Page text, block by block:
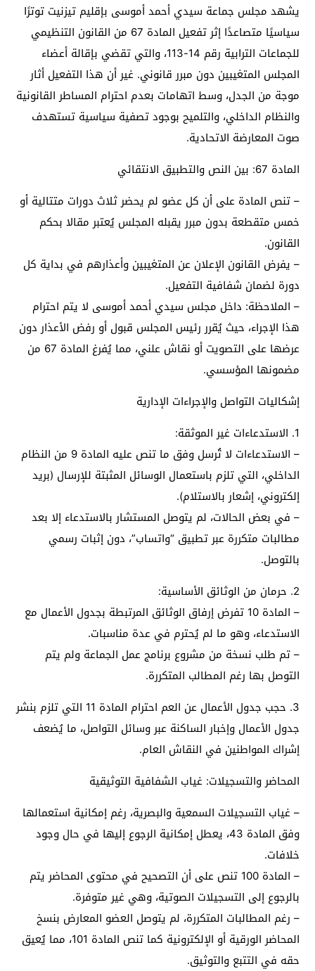
يشهد مجلس جماعة سيدي أحمد أموسى بإقليم تيزنيت توترًا
سياسيًا متصاعدًا إثر تفعيل المادة 67 من القانون التنظيمي
للجماعات الترابية رقم 14-113، والتي تقضي بإقالة أعضاء
المجلس المتغيبين دون مبرر قانوني. غير أن هذا التفعيل أثار
موجة من الجدل، وسط اتهامات بعدم احترام المساطر القانونية
والنظام الداخلي، والتلميح بوجود تصفية سياسية تستهدف
صوت المعارضة الاتحادية.
المادة 67: بين النص والتطبيق الانتقائي
– تنص المادة على أن كل عضو لم يحضر ثلاث دورات متتالية أو
خمس متقطعة بدون مبرر يقبله المجلس يُعتبر مقالا بحكم
القانون.
– يفرض القانون الإعلان عن المتغيبين وأعذارهم في بداية كل
دورة لضمان شفافية التفعيل.
– الملاحظة: داخل مجلس سيدي أحمد أموسى لا يتم احترام
هذا الإجراء، حيث يُقرر رئيس المجلس قبول أو رفض الأعذار دون
عرضها على التصويت أو نقاش علني، مما يُفرغ المادة 67 من
مضمونها المؤسسي.
إشكاليات التواصل والإجراءات الإدارية
1. الاستدعاءات غير الموثقة:
– الاستدعاءات لا تُرسل وفق ما تنص عليه المادة 9 من النظام
الداخلي، التي تلزم باستعمال الوسائل المثبتة للإرسال (بريد
إلكتروني، إشعار بالاستلام).
– في بعض الحالات، لم يتوصل المستشار بالاستدعاء إلا بعد
مطالبات متكررة عبر تطبيق “واتساب”، دون إثبات رسمي
بالتوصل.
2. حرمان من الوثائق الأساسية:
– المادة 10 تفرض إرفاق الوثائق المرتبطة بجدول الأعمال مع
الاستدعاء، وهو ما لم يُحترم في عدة مناسبات.
– تم طلب نسخة من مشروع برنامج عمل الجماعة ولم يتم
التوصل بها رغم المطالب المتكررة.
3. حجب جدول الأعمال عن العم احترام المادة 11 التي تلزم بنشر
جدول الأعمال وإخبار الساكنة عبر وسائل التواصل، ما يُضعف
إشراك المواطنين في النقاش العام.
المحاضر والتسجيلات: غياب الشفافية التوثيقية
– غياب التسجيلات السمعية والبصرية، رغم إمكانية استعمالها
وفق المادة 43، يعطل إمكانية الرجوع إليها في حال وجود
خلافات.
– المادة 100 تنص على أن التصحيح في محتوى المحاضر يتم
بالرجوع إلى التسجيلات الصوتية، وهي غير متوفرة.
– رغم المطالبات المتكررة، لم يتوصل العضو المعارض بنسخ
المحاضر الورقية أو الإلكترونية كما تنص المادة 101، مما يُعيق
حقه في التتبع والتوثيق.